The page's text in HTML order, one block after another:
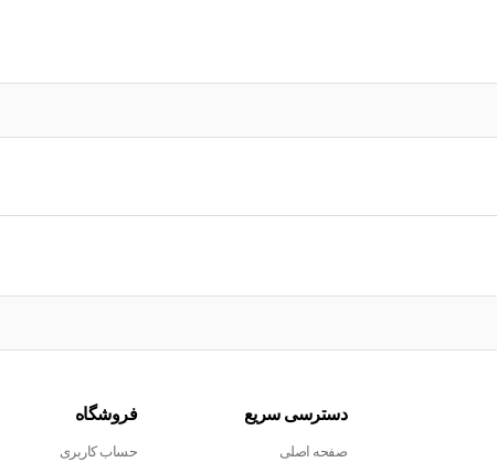
دسترسی سریع
صفحه اصلی
فروشگاه
حساب کاربری